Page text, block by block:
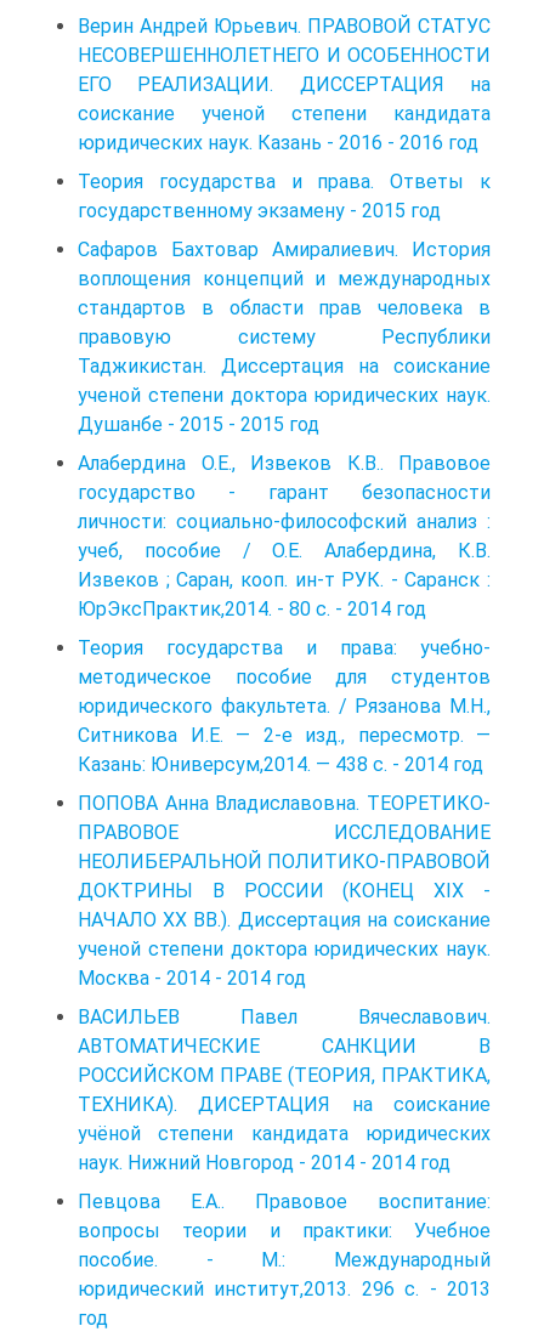
Верин Андрей Юрьевич. ПРАВОВОЙ СТАТУС
НЕСОВЕРШЕННОЛЕТНЕГО И ОСОБЕННОСТИ
ЕГО РЕАЛИЗАЦИИ. ДИССЕРТАЦИЯ на
соискание ученой степени кандидата
юридических наук. Казань - 2016 - 2016 год
Теория государства и права. Ответы к
государственному экзамену - 2015 год
Сафаров Бахтовар Амиралиевич. История
воплощения концепций и международных
стандартов в области прав человека в
правовую систему Республики
Таджикистан. Диссертация на соискание
ученой степени доктора юридических наук.
Душанбе - 2015 - 2015 год
Алабердина О.Е., Извеков К.В.. Правовое
государство - гарант безопасности
личности: социально-философский анализ :
учеб, пособие / О.Е. Алабердина, К.В.
Извеков ; Саран, кооп. ин-т РУК. - Саранск :
ЮрЭксПрактик,2014. - 80 с. - 2014 год
Теория государства и права: учебно-
методическое пособие для сту­дентов
юридического факультета. / Рязанова М.Н.,
Ситникова И.Е. — 2-е изд., пересмотр. —
Казань: Юниверсум,2014. — 438 с. - 2014 год
ПОПОВА Анна Владиславовна. ТЕОРЕТИКО-
ПРАВОВОЕ ИССЛЕДОВАНИЕ
НЕОЛИБЕРАЛЬНОЙ ПОЛИТИКО-ПРАВОВОЙ
ДОКТРИНЫ В РОССИИ (КОНЕЦ XIX -
НАЧАЛО XX BB.). Диссертация на соискание
ученой степени доктора юридических наук.
Москва - 2014 - 2014 год
ВАСИЛЬЕВ Павел Вячеславович.
АВТОМАТИЧЕСКИЕ САНКЦИИ В
РОССИЙСКОМ ПРАВЕ (ТЕОРИЯ, ПРАКТИКА,
ТЕХНИКА). ДИСЕРТАЦИЯ на соискание
учёной степени кандидата юридических
наук. Нижний Новгород - 2014 - 2014 год
Певцова Е.А.. Правовое воспитание:
вопросы теории и практики: Учебное
пособие. - М.: Международный
юридический институт,2013. 296 с. - 2013
год